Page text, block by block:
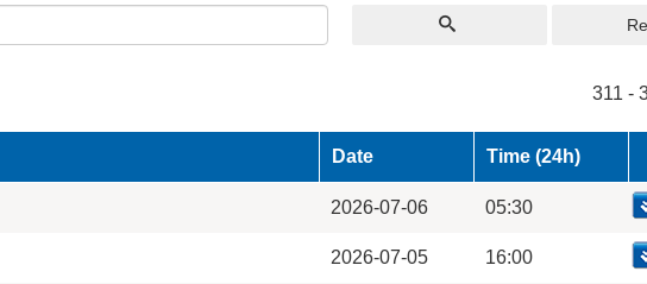
311 -
Date Time (24h)
2026-07-06 05:30
2026-07-05 16:00